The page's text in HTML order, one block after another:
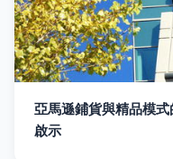
亞馬遜鋪貨與精品模
啟示